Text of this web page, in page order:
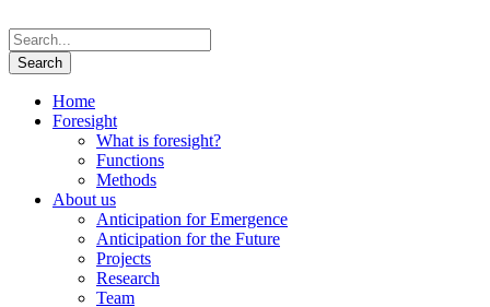
Home
Foresight
What is foresight?
Functions
Methods
About us
Anticipation for Emergence
Anticipation for the Future
Projects
Research
Team